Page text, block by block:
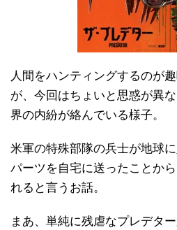
人間をハンティングするのが
が、今回はちょいと思惑が異
界の内紛が絡んでいる様子。
米軍の特殊部隊の兵士が地球
パーツを自宅に送ったことか
れると言うお話。
まあ、単純に残虐なプレデタ